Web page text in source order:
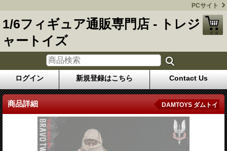
PCサイト
1/6フィギュア通販専門店 - トレジ
ャートイズ
ログイン 新規登録はこちら Contact Us
商品詳細 DAMTOYS ダムトイ